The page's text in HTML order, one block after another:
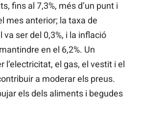
fins al 7,3%, més d’un punt i
mes anterior; la taxa de
ser del 0,3%, i la inflació
en el 6,2%. Un
l’electricitat, el gas, el vestit i el
a moderar els preus.
els dels aliments i begudes